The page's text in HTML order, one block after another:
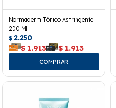
Normaderm Tónico Astringente
200 Ml.
$ 2.250
$ 1.913 $ 1.913